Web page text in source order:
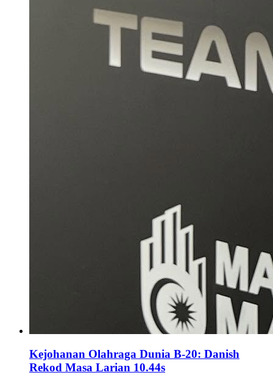
Kejohanan Olahraga Dunia B-20: Danish
Rekod Masa Larian 10.44s